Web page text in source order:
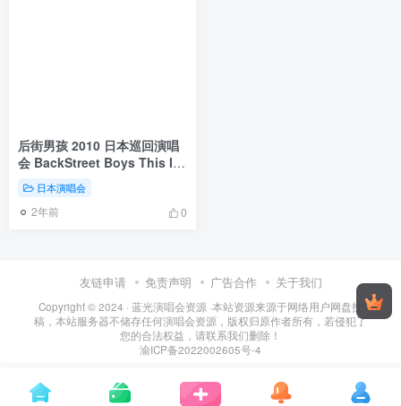
后街男孩 2010 日本巡回演唱
会 BackStreet Boys This Is
Us Japan Tour 2010 [DVD
ISO 7.22G]
日本演唱会
2年前 0
友链申请 免责声明 广告合作 关于我们
Copyright © 2024 · 蓝光演唱会资源 ·本站资源来源于网络用户网盘投
稿，本站服务器不储存任何演唱会资源，版权归原作者所有，若侵犯了
您的合法权益，请联系我们删除！
渝ICP备2022002605号-4